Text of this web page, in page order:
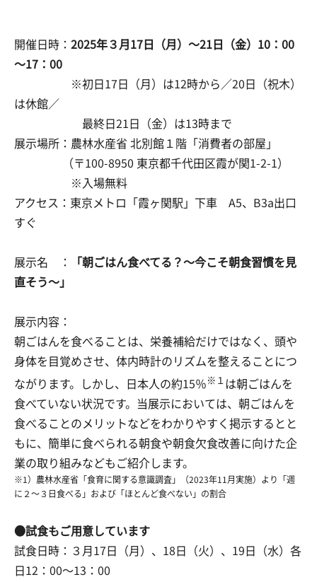
開催日時： 2025年３月17日（月）～21日（金）10：00
～17：00
※初日17日（月）は12時から／20日（祝木）
は休館／
最終日21日（金）は13時まで
展示場所：農林水産省 北別館１階「消費者の部屋」
（〒100-8950 東京都千代田区霞が関1-2-1）
※入場無料
アクセス：東京メトロ「霞ヶ関駅」下車 A5、B3a出口
すぐ
展示名 ：
「朝ごはん食べてる？～今こそ朝食習慣を見
直そう～」
展示内容：
朝ごはんを食べることは、栄養補給だけではなく、頭や
身体を目覚めさせ、体内時計のリズムを整えることにつ
ながります。しかし、日本人の約15％※１ は朝ごはんを
食べていない状況です。当展示においては、朝ごはんを
食べることのメリットなどをわかりやすく掲示するとと
もに、簡単に食べられる朝食や朝食欠食改善に向けた企
業の取り組みなどもご紹介します。
※1）農林水産省「食育に関する意識調査」（2023年11月実施）より「週
に２～３日食べる」および「ほとんど食べない」の割合
●試食もご用意しています
試食日時：３月17日（月）、18日（火）、19日（水）各
日12：00～13：00